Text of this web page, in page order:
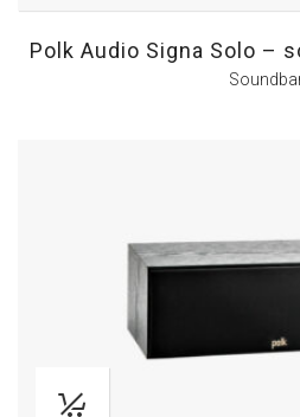
Polk Audio Signa Solo –